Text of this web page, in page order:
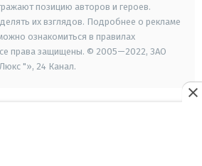
позицию авторов и героев.
их взглядов. Подробнее о рекламе
ознакомиться в правилах
права защищены. © 2005—2022, ЗАО
"», 24 Канал.